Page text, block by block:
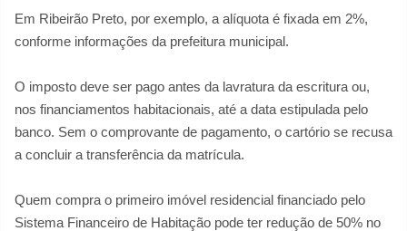
Em Ribeirão Preto, por exemplo, a alíquota é fixada em 2%,
conforme informações da prefeitura municipal.
O imposto deve ser pago antes da lavratura da escritura ou,
nos financiamentos habitacionais, até a data estipulada pelo
banco. Sem o comprovante de pagamento, o cartório se recusa
a concluir a transferência da matrícula.
Quem compra o primeiro imóvel residencial financiado pelo
Sistema Financeiro de Habitação pode ter redução de 50% no